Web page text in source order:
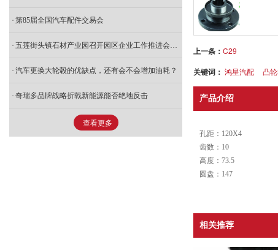
上一条： C29
关键词： 鸿星汽配 凸
产品介绍
孔距：120X4
齿数：10
高度：73.5
圆盘：147
相关推荐
第85届全国汽车配件交易会
五莲街头镇石材产业园召开园区企业工作推进会，推动石材产业绿色发展
汽车更换大轮毂的优缺点，还有会不会增加油耗？
奇瑞多品牌战略折戟新能源能否绝地反击
查看更多